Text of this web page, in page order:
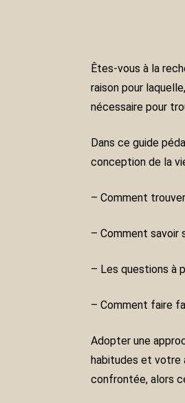
Êtes-vous à la
raison pour
nécessaire pour
Dans ce guide
conception de la
– Comment
– Comment savoir
– Les questions à
– Comment faire
Adopter une
habitudes et votre
confrontée, alors